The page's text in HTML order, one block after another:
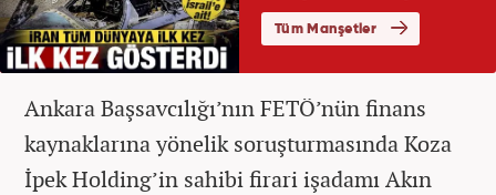
Ankara Başsavcılığı’nın FETÖ’nün finans
kaynaklarına yönelik soruşturmasında Koza
İpek Holding’in sahibi firari işadamı Akın